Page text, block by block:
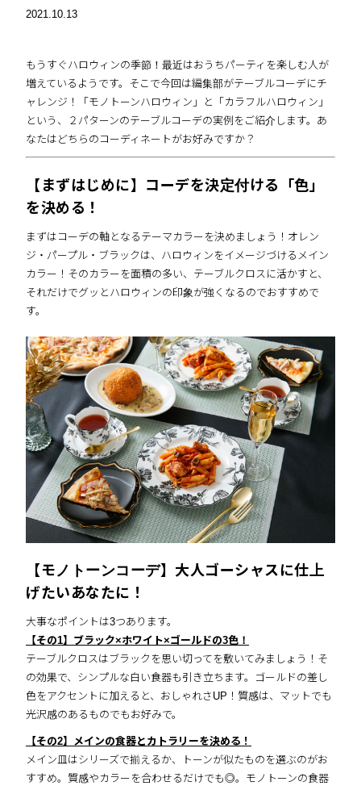
2021.10.13
もうすぐハロウィンの季節！最近はおうちパーティを楽しむ人が
増えているようです。そこで今回は編集部がテーブルコーデにチ
ャレンジ！「モノトーンハロウィン」と「カラフルハロウィン」
という、２パターンのテーブルコーデの実例をご紹介します。あ
なたはどちらのコーディネートがお好みですか？
【まずはじめに】コーデを決定付ける「色」
を決める！
まずはコーデの軸となるテーマカラーを決めましょう！オレン
ジ・パープル・ブラックは、ハロウィンをイメージづけるメイン
カラー！そのカラーを面積の多い、テーブルクロスに活かすと、
それだけでグッとハロウィンの印象が強くなるのでおすすめで
す。
【モノトーンコーデ】大人ゴーシャスに仕上
げたいあなたに！
大事なポイントは3つあります。
【その1】ブラック×ホワイト×ゴールドの3色！
テーブルクロスはブラックを思い切ってを敷いてみましょう！そ
の効果で、シンプルな白い食器も引き立ちます。ゴールドの差し
色をアクセントに加えると、おしゃれさUP！質感は、マットでも
光沢感のあるものでもお好みで。
【その2】メインの食器とカトラリーを決める！
メイン皿はシリーズで揃えるか、トーンが似たものを選ぶのがお
すすめ。質感やカラーを合わせるだけでも◎。モノトーンの食器